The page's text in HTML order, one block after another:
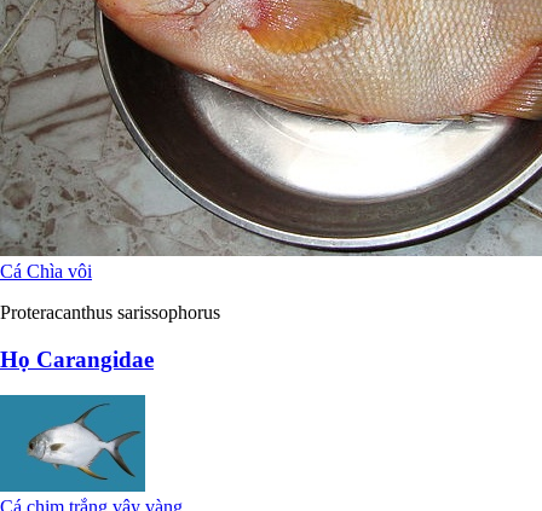
Cá Chìa vôi
Proteracanthus sarissophorus
Họ Carangidae